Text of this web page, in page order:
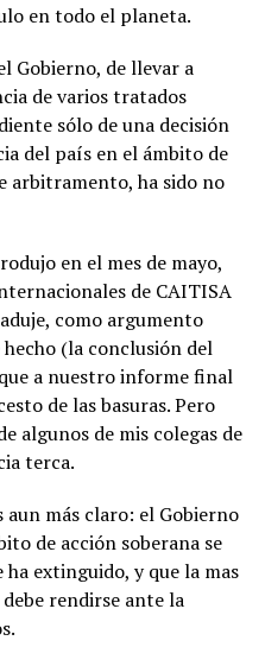
en todo el planeta.
Gobierno, de llevar a
de varios tratados
sólo de una decisión
del país en el ámbito de
arbitramento, ha sido no
en el mes de mayo,
de CAITISA
como argumento
(la conclusión del
a nuestro informe final
de las basuras. Pero
algunos de mis colegas de
terca.
aun más claro: el Gobierno
de acción soberana se
extinguido, y que la mas
rendirse ante la